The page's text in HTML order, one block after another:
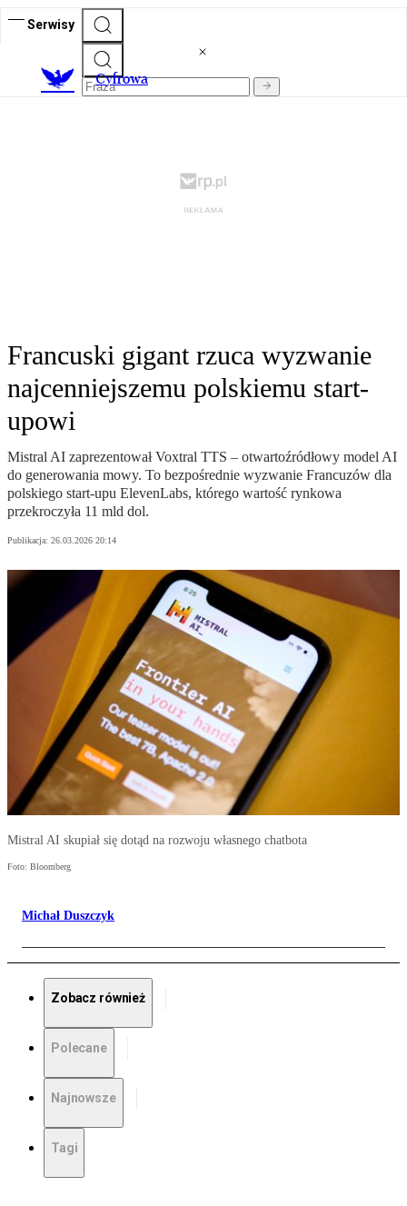
Serwisy
Cyfrowa
Francuski gigant rzuca wyzwanie
najcenniejszemu polskiemu start-
upowi
Mistral AI zaprezentował Voxtral TTS – otwartoźródłowy model AI
do generowania mowy. To bezpośrednie wyzwanie Francuzów dla
polskiego start-upu ElevenLabs, którego wartość rynkowa
przekroczyła 11 mld dol.
Publikacja: 26.03.2026 20:14
Mistral AI skupiał się dotąd na rozwoju własnego chatbota
Foto: Bloomberg
Michał Duszczyk
Zobacz również
Polecane
Najnowsze
Tagi